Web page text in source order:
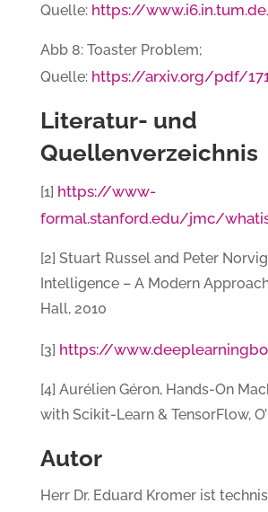
Quelle: https://
Abb 8: Toaster Problem;
Quelle: https://arxiv.org/pdf/
Literatur- und
Quellenverzeichnis
[1] https://www-
formal.stanford.edu/jmc/
[2] Stuart Russel and Peter
Intelligence – A Modern
Hall, 2010
[3] https://
[4] Aurélien Géron, Hands-On
with Scikit-Learn & TensorFlow,
Autor
Herr Dr. Eduard Kromer ist